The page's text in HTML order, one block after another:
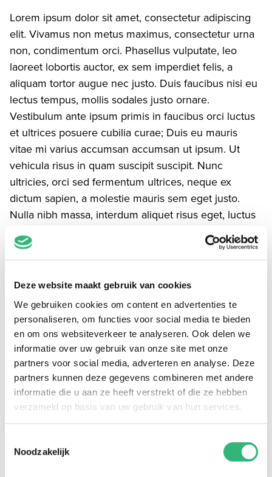
Deze website maakt gebruik van cookies
We gebruiken cookies om content en advertenties te
personaliseren, om functies voor social media te bieden
en om ons websiteverkeer te analyseren. Ook delen we
informatie over uw gebruik van onze site met onze
partners voor social media, adverteren en analyse. Deze
partners kunnen deze gegevens combineren met andere
informatie die u aan ze heeft verstrekt of die ze hebben
verzameld op basis van uw gebruik van hun services.
Noodzakelijk
Lorem ipsum dolor sit amet, consectetur adipiscing
elit. Vivamus non metus maximus, consectetur urna
non, condimentum orci. Phasellus vulputate, leo
laoreet lobortis auctor, ex sem imperdiet felis, a
aliquam tortor augue nec justo. Duis faucibus nisi eu
lectus tempus, mollis sodales justo ornare.
Vestibulum ante ipsum primis in faucibus orci luctus
et ultrices posuere cubilia curae; Duis eu mauris
vitae mi varius accumsan accumsan ut ipsum. Ut
vehicula risus in quam suscipit suscipit. Nunc
ultricies, orci sed fermentum ultrices, neque ex
dictum sapien, a molestie mauris sem eget justo.
Nulla nibh massa, interdum aliquet risus eget, luctus
mattis odio. Pellentesque id hendrerit eros. Integer
posuere velit non laoreet tempor. Proin in dictum
dolor. Ut mollis malesuada sollicitudin. Sed vitae
sodales orci, et interdum erat. Donec vitae nibh eget
Inloggen 1
purus non, suscipit tortor. Cras maximus sagittis